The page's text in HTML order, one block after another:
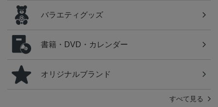
バラエティグッズ
書籍・DVD・カレンダー
オリジナルブランド
すべて見る